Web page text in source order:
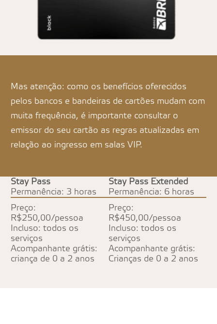
Mas atenção: como os benefícios oferecidos
pelos bancos e bandeiras de cartões mudam com
muita frequência, é importante consultar o
emissor do seu cartão as regras atualizadas em
relação ao ingresso em salas VIP.
Stay Pass
Permanência: 3 horas
Preço:
R$250,00/pessoa
Incluso: todos os
serviços
Acompanhante grátis:
criança de 0 a 2 anos
Stay Pass Extended
Permanência: 6 horas
Preço:
R$450,00/pessoa
Incluso: todos os
serviços
Acompanhante grátis:
Crianças de 0 a 2 anos